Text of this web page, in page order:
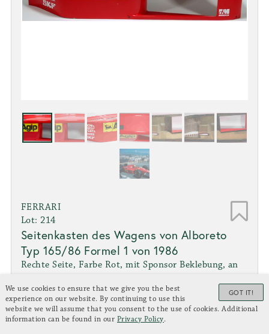
FERRARI
Lot: 214
Seitenkasten des Wagens von Alboreto
Typ 165/86 Formel 1 von 1986
Rechte Seite, Farbe Rot, mit Sponsor Beklebung, an
Zustand: 2+
Limit: € 4.500,00
GOT IT!
We use cookies to ensure that we give you the best
experience on our website. By continuing to use this
website we will assume that you consent to the use of cookies. Additional
information can be found in our Privacy Policy.